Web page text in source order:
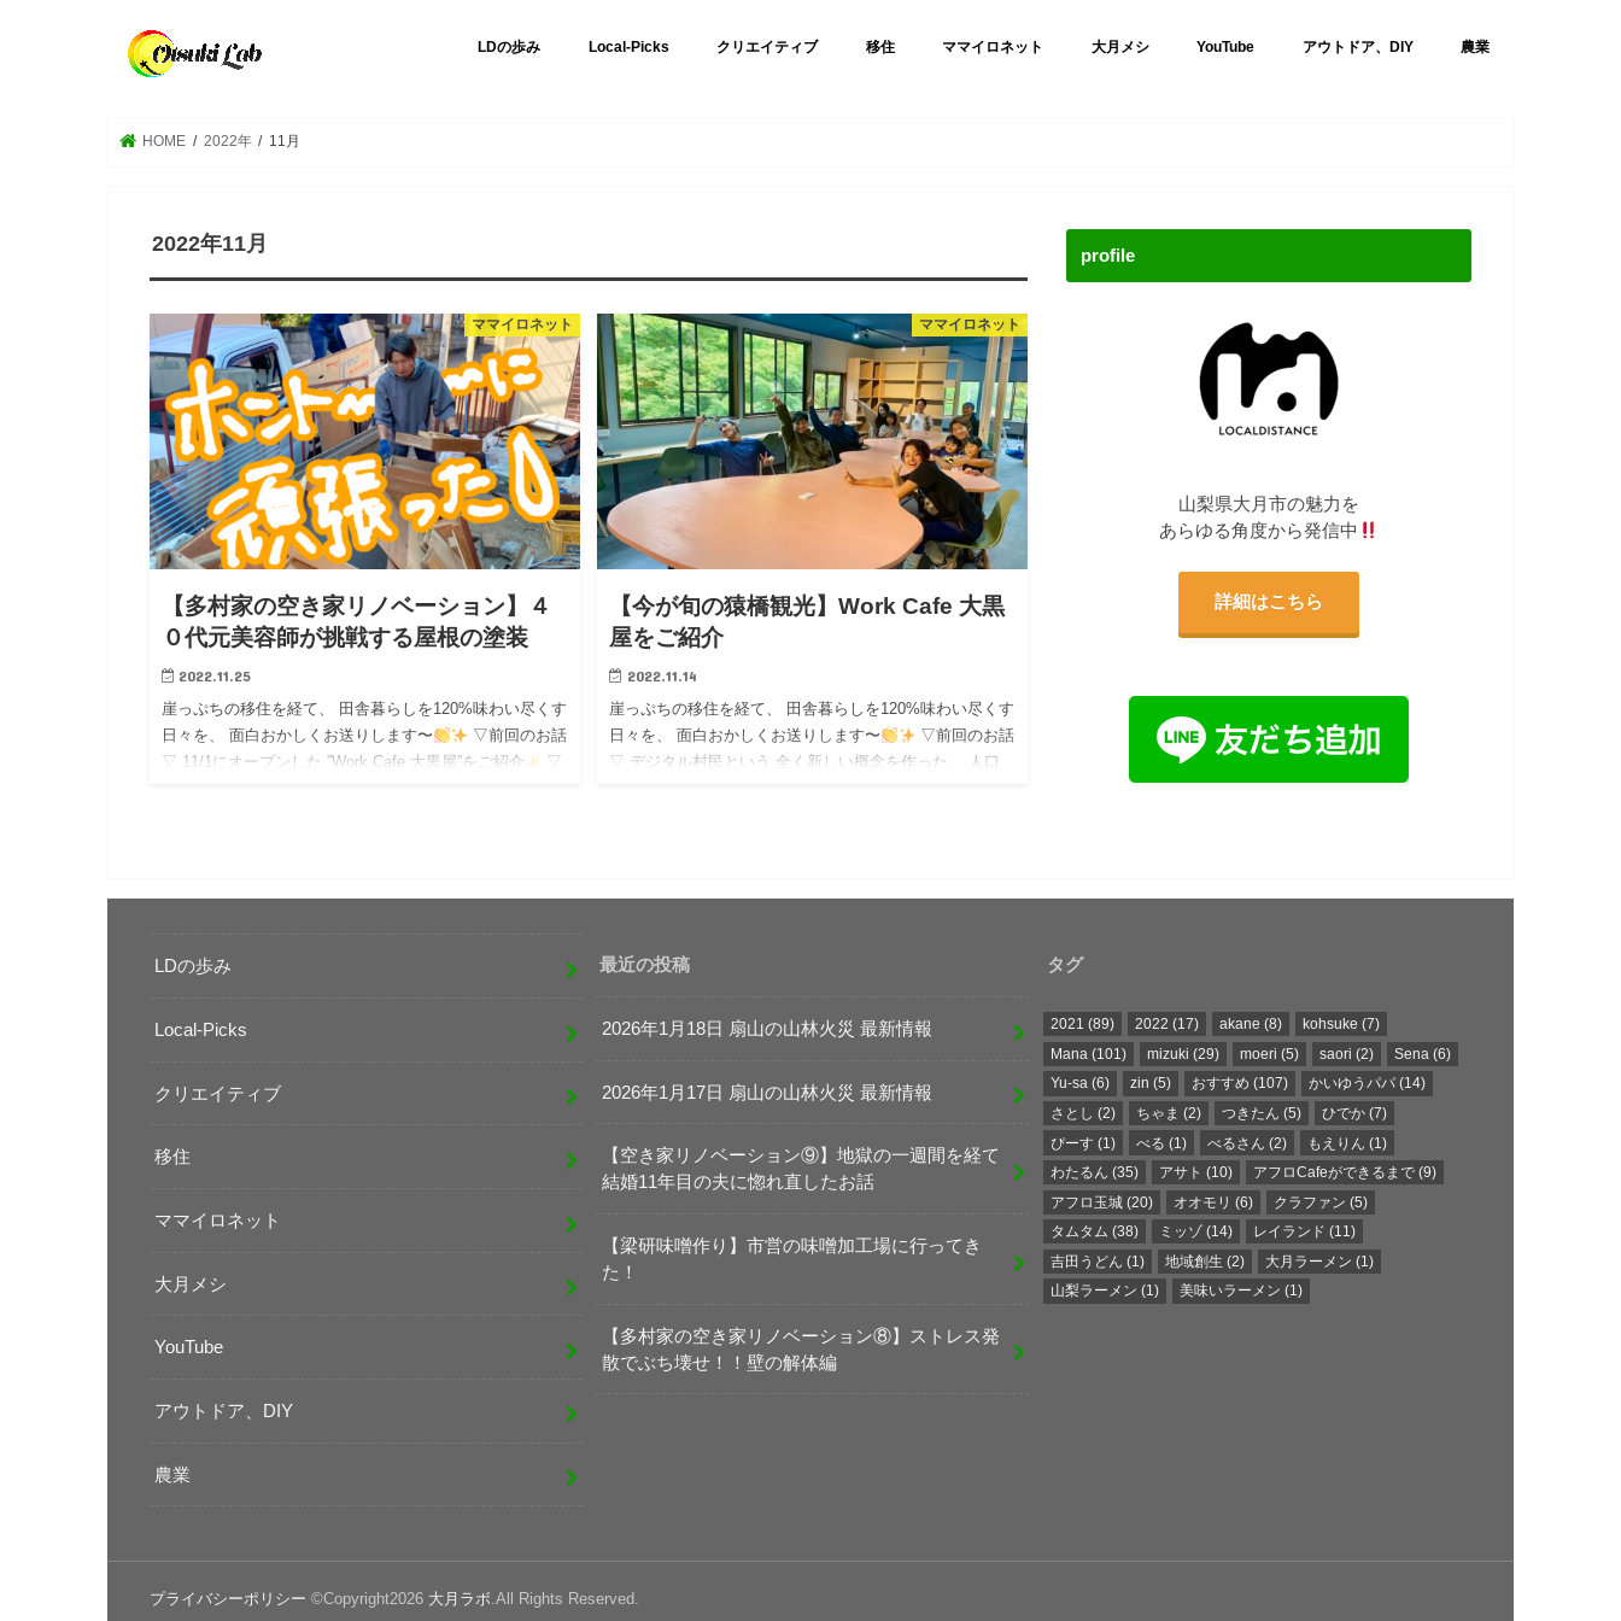
LDの歩み Local-Picks クリエイティブ 移住 ママイロネット 大月メシ YouTube アウトドア、DIY 農業
HOME 2022年 11月
2022年11月
ママイロネット
【多村家の空き家リノベーション】４
０代元美容師が挑戦する屋根の塗装
2022.11.25
崖っぷちの移住を経て、 田舎暮らしを120%味わい尽くす
日々を、 面白おかしくお送りします〜
▽前回のお話
▽ 11/1にオープンした ”Work Cafe 大黒屋”をご紹介
▽
ママイロネット
【今が旬の猿橋観光】Work Cafe 大黒
屋をご紹介
2022.11.14
崖っぷちの移住を経て、 田舎暮らしを120%味わい尽くす
日々を、 面白おかしくお送りします〜
▽前回のお話
▽ デジタル村民という 全く新しい概念を作った、 人口
profile
山梨県大月市の魅力を
あらゆる角度から発信中
詳細はこちら
LDの歩み
Local-Picks
クリエイティブ
移住
ママイロネット
大月メシ
YouTube
アウトドア、DIY
農業
最近の投稿
2026年1月18日 扇山の山林火災 最新情報
2026年1月17日 扇山の山林火災 最新情報
【空き家リノベーション⑨】地獄の一週間を経て
結婚11年目の夫に惚れ直したお話
【梁研味噌作り】市営の味噌加工場に行ってき
た！
【多村家の空き家リノベーション⑧】ストレス発
散でぶち壊せ！！壁の解体編
タグ
2021 (89) 2022 (17) akane (8) kohsuke (7)
Mana(101) mizuki (29) moeri (5) saori (2) Sena (6)
Yu-sa(6) zin (5) おすすめ (107) かいゆうパパ (14)
さとし (2) ちゃま (2) つきたん (5) ひでか (7)
ぴーす (1) べる (1) べるさん (2) もえりん (1)
わたるん (35) アサト (10) アフロCafeができるまで(9)
アフロ玉城(20) オオモリ (6) クラファン (5)
タムタム (38) ミッゾ(14) レイランド (11)
吉田うどん (1) 地域創生 (2) 大月ラーメン (1)
山梨ラーメン (1) 美味いラーメン (1)
プライバシーポリシー ©Copyright2026 大月ラボ .All Rights Reserved.